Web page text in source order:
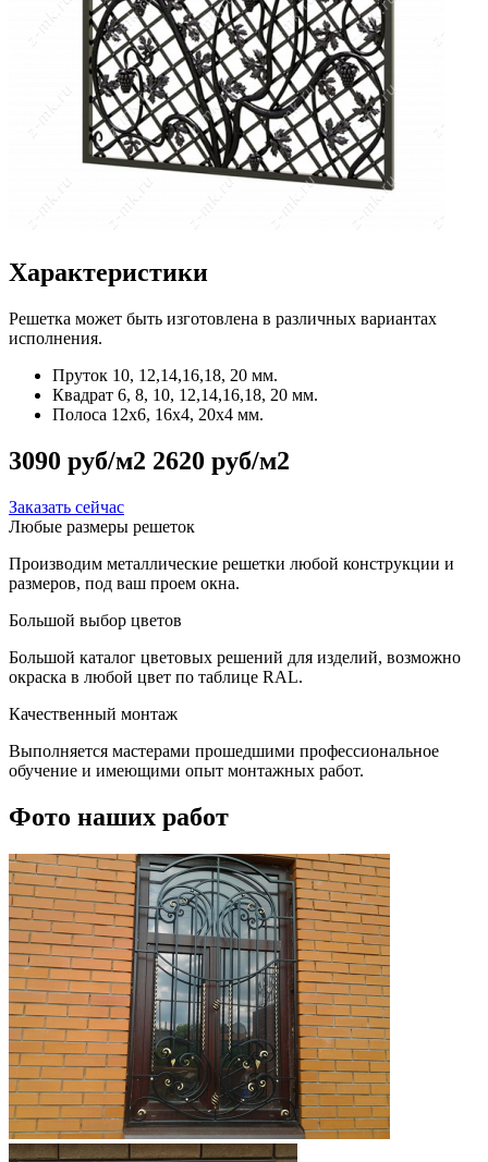
Характеристики
Решетка может быть изготовлена в различных вариантах
исполнения.
Пруток 10, 12,14,16,18, 20 мм.
Квадрат 6, 8, 10, 12,14,16,18, 20 мм.
Полоса 12x6, 16x4, 20x4 мм.
3090 руб/м2 2620 руб/м2
Заказать сейчас
Любые размеры решеток
Производим металлические решетки любой конструкции и
размеров, под ваш проем окна.
Большой выбор цветов
Большой каталог цветовых решений для изделий, возможно
окраска в любой цвет по таблице RAL.
Качественный монтаж
Выполняется мастерами прошедшими профессиональное
обучение и имеющими опыт монтажных работ.
Фото наших работ